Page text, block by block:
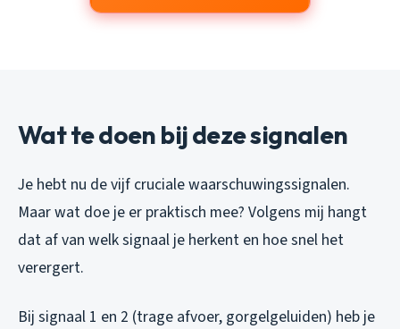
Wat te doen bij deze signalen
Je hebt nu de vijf cruciale waarschuwingssignalen.
Maar wat doe je er praktisch mee? Volgens mij hangt
dat af van welk signaal je herkent en hoe snel het
verergert.
Bij signaal 1 en 2 (trage afvoer, gorgelgeluiden) heb je